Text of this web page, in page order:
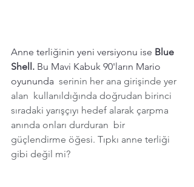
Anne terliğinin yeni versiyonu ise Blue
Shell. Bu Mavi Kabuk 90'ların Mario
oyununda serinin her ana girişinde yer
alan  kullanıldığında doğrudan birinci
sıradaki yarışçıyı hedef alarak çarpma
anında onları durduran  bir
güçlendirme öğesi. Tıpkı anne terliği
gibi değil mi?